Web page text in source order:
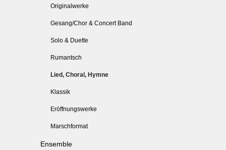
Originalwerke
Gesang/Chor & Concert Band
Solo & Duette
Rumantsch
Lied, Choral, Hymne
Klassik
Eröffnungswerke
Marschformat
Ensemble